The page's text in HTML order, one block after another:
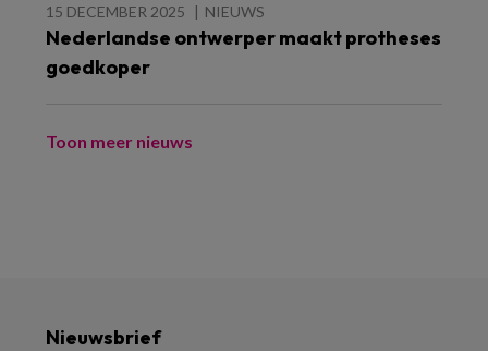
15 DECEMBER 2025 NIEUWS
Nederlandse ontwerper maakt protheses
goedkoper
Toon meer nieuws
Nieuwsbrief